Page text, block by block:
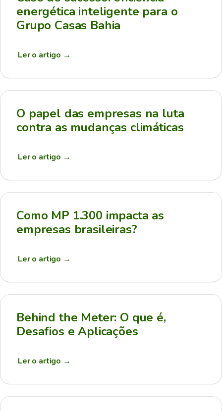
energética inteligente para o
Grupo Casas Bahia
Ler o artigo →
O papel das empresas na luta
contra as mudanças climáticas
Ler o artigo →
Como MP 1.300 impacta as
empresas brasileiras?
Ler o artigo →
Behind the Meter: O que é,
Desafios e Aplicações
Ler o artigo →